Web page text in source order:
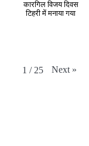
कारगिल विजय दिवस
टिहरी में मनाया गया
1 / 25 Next »